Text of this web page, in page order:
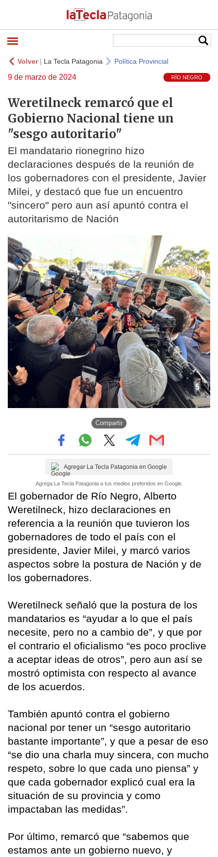
Volver| La Tecla Patagonia Política Provincial
9 de marzo de 2024 RÍO NEGRO
Weretilneck remarcó que el
Gobierno Nacional tiene un
"sesgo autoritario"
El mandatario rionegrino hizo
declaraciones después de la reunión de
los gobernadores con el presidente, Javier
Milei, y destacó que fue un encuentro
"sincero" pero aun así apuntó contra el
autoritarismo de Nación
Compartir
Agregar La Tecla Patagonia en Google
Agrega La Tecla Patagonia a tus medios preferidos en Google.
El gobernador de Río Negro, Alberto
Weretilneck, hizo declaraciones en
referencia a la reunión que tuvieron los
gobernadores de todo el país con el
presidente, Javier Milei, y marcó varios
aspectos sobre la postura de Nación y de
los gobernadores.
Weretilneck señaló que la postura de los
mandatarios es “ayudar a lo que el país
necesite, pero no a cambio de”, y que por
el contrario el oficialismo “es poco proclive
a aceptar ideas de otros”, pero aun así se
mostró optimista con respecto al avance
de los acuerdos.
También apuntó contra el gobierno
nacional por tener un “sesgo autoritario
bastante importante”, y que a pesar de eso
“se dio una charla muy sincera, con mucho
respeto, sobre lo que cada uno piensa” y
que cada gobernador explicó cual era la
situación de su provincia y como
impactaban las medidas”.
Por último, remarcó que “sabemos que
estamos ante un gobierno nuevo, y